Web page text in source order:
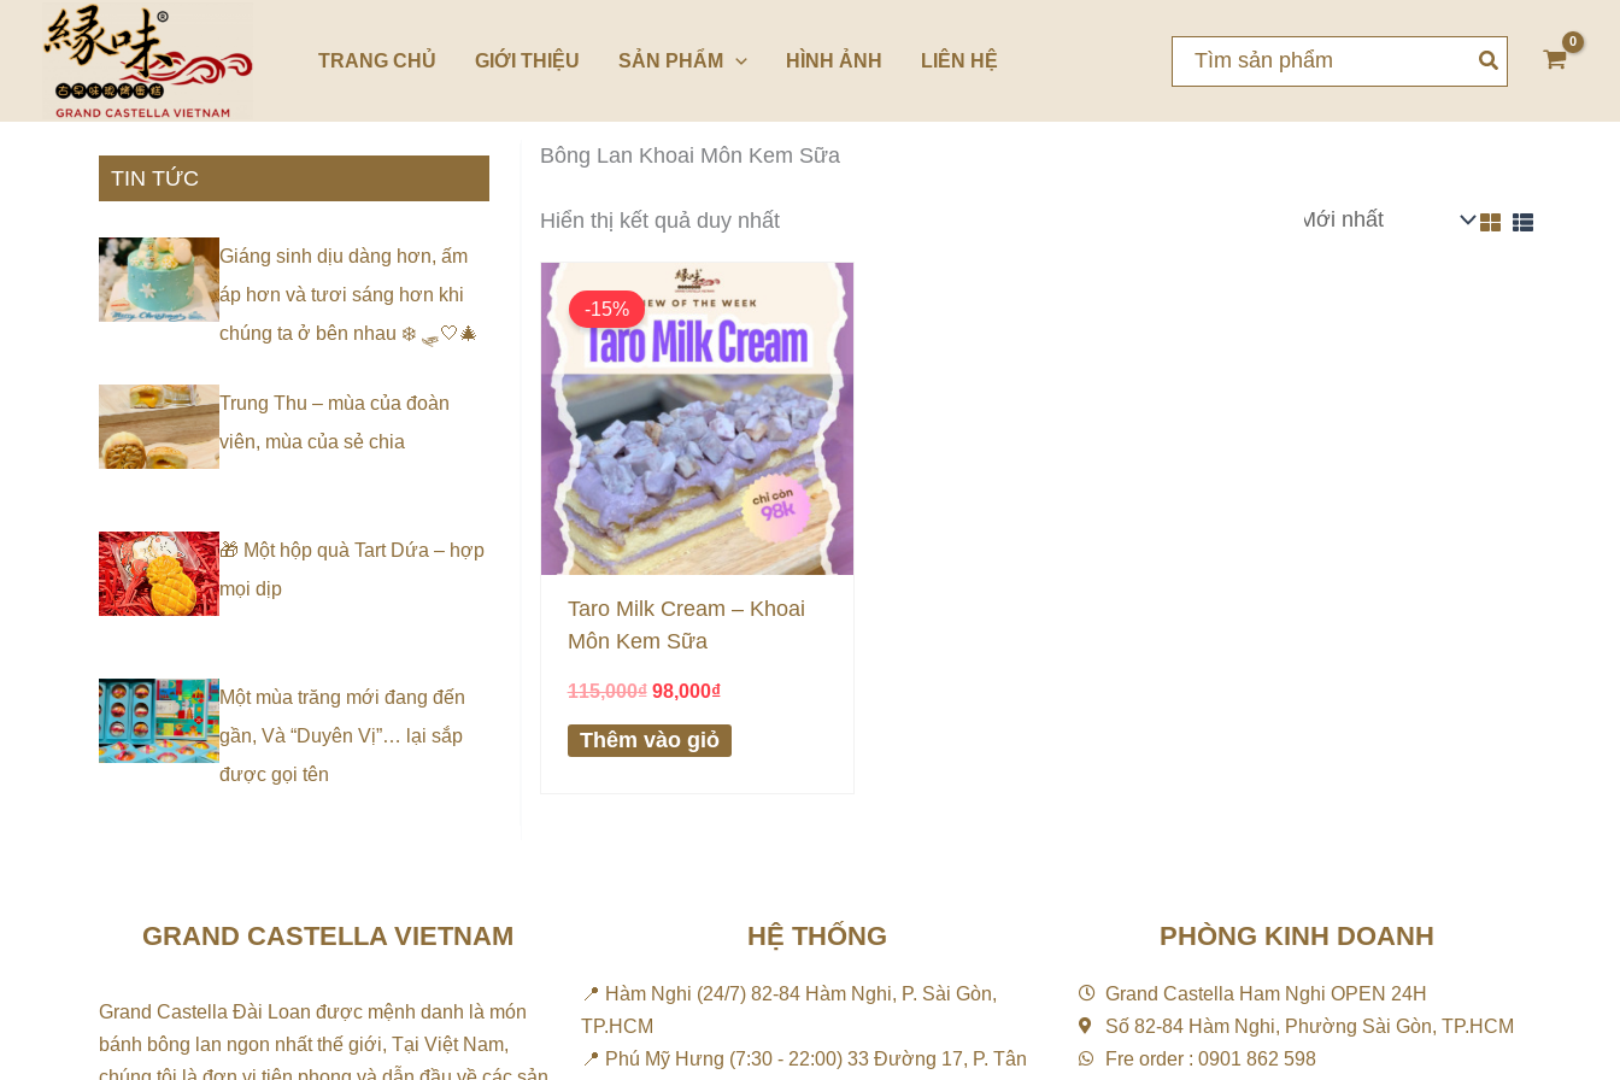
TRANG CHỦ GIỚI THIỆU SẢN PHẨM HÌNH ẢNH LIÊN HỆ
Search
for:
TIN TỨC
Giáng sinh dịu dàng hơn, ấm
áp hơn và tươi sáng hơn khi
chúng ta ở bên nhau ❄️ 🛷🤍🎄
Trung Thu – mùa của đoàn
viên, mùa của sẻ chia
🎁 Một hộp quà Tart Dứa – hợp
mọi dịp
Một mùa trăng mới đang đến
gần, Và “Duyên Vị”… lại sắp
được gọi tên
Bông Lan Khoai Môn Kem Sữa
Hiển thị kết quả duy nhất
-15%
Taro Milk Cream – Khoai
Môn Kem Sữa
115,000₫
Giá
gốc
là:
115,000₫.
98,000₫
hiện
tại
là:
98,000₫.
Thêm vào giỏ
GRAND CASTELLA VIETNAM
Grand Castella Đài Loan được mệnh danh là món
bánh bông lan ngon nhất thế giới, Tại Việt Nam,
HỆ THỐNG
📍 Hàm Nghi (24/7) 82-84 Hàm Nghi, P. Sài Gòn,
TP.HCM
📍 Phú Mỹ Hưng (7:30 - 22:00) 33 Đường 17, P. Tân
PHÒNG KINH DOANH
Grand Castella Ham Nghi OPEN 24H
Số 82-84 Hàm Nghi, Phường Sài Gòn, TP.HCM
Fre order : 0901 862 598